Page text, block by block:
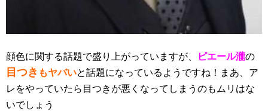
顔色に関する話題で盛り上がっていますが、 ピエール瀧の
目つき もヤバいと話題になっているようですね！まあ、ア
レをやっていたら目つきが悪くなってしまうのもムリはな
いでしょう